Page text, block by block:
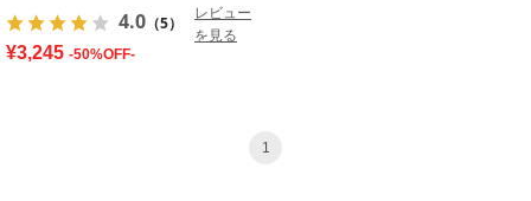
4.0 （5）
レビュー
を見る
¥3,245 -50%OFF-
1